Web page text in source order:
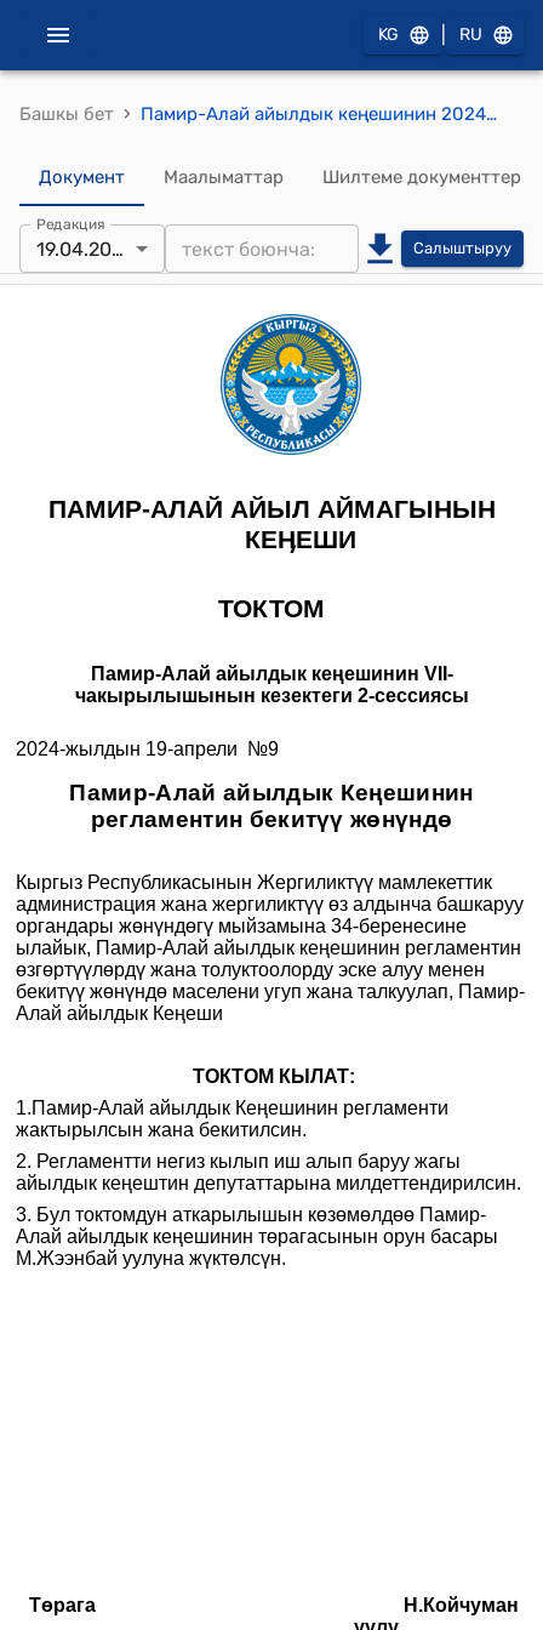
KG RU
Башкы бет › Памир-Алай айылдык кеңешинин 2024-жылдын 19-апрединдеги №9 Памир-Алай айылдык Кеңешинин регламентин бекитүү жөнүндө токтому
Документ Маалыматтар Шилтеме документтер
Редакция
19.04.2024 Салыштыруу